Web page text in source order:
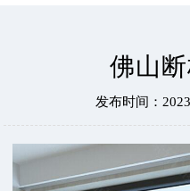
佛山
发布时间：